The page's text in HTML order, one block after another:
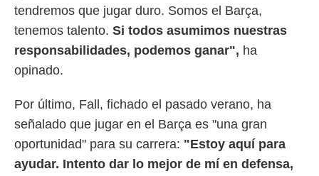
tendremos que jugar duro. Somos el Barça,
tenemos talento. Si todos asumimos nuestras
responsabilidades, podemos ganar", ha
opinado.
Por último, Fall, fichado el pasado verano, ha
señalado que jugar en el Barça es "una gran
oportunidad" para su carrera: "Estoy aquí para
ayudar. Intento dar lo mejor de mí en defensa,